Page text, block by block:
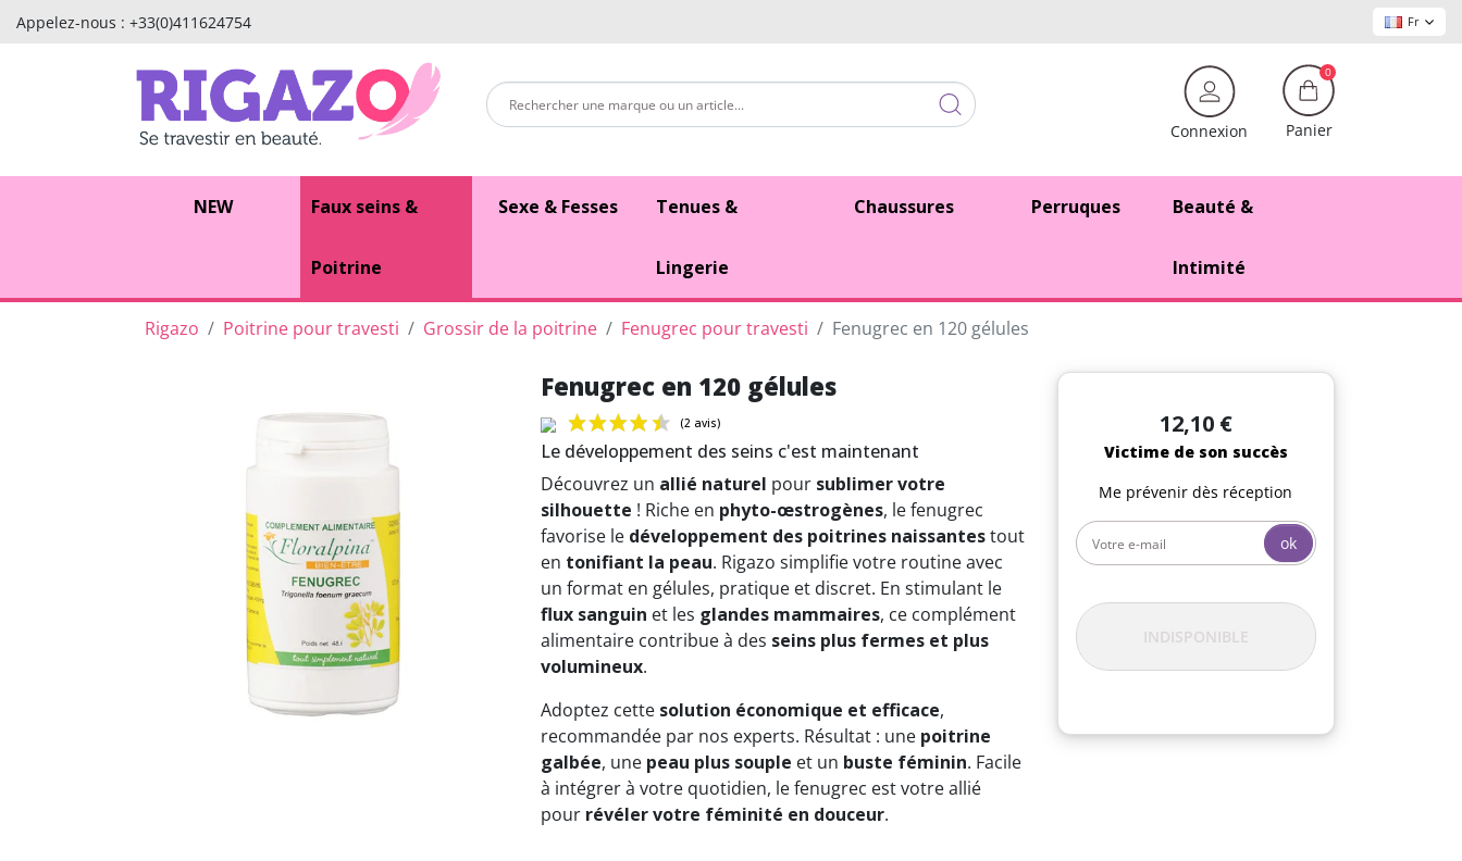
Appelez-nous : +33(0)411624754 Fr
Connexion
0
Panier
NEW Faux seins &
Poitrine
Sexe & Fesses Tenues &
Lingerie
Chaussures Perruques Beauté &
Intimité
Rigazo Poitrine pour travesti Grossir de la poitrine Fenugrec pour travesti Fenugrec en 120 gélules
Fenugrec en 120 gélules
Le développement des seins c'est maintenant
Découvrez un allié naturel pour sublimer votre
silhouette ! Riche en phyto-œstrogènes, le fenugrec
favorise le développement des poitrines naissantestout
en tonifiant la peau. Rigazo simplifie votre routine avec
un format en gélules, pratique et discret. En stimulant le
flux sanguin et les glandes mammaires, ce complément
alimentaire contribue à des seins plus fermes et plus
volumineux.
Adoptez cette solution économique et efficace,
recommandée par nos experts. Résultat : une poitrine
galbée, une peau plus souple et un buste féminin. Facile
à intégrer à votre quotidien, le fenugrec est votre allié
pour révéler votre féminité en douceur.
12,10 €
Victime de son succès
Me prévenir dès réception
ok
INDISPONIBLE